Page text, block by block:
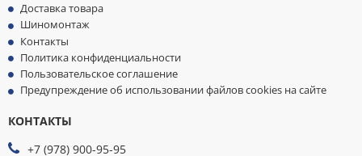
Доставка товара
Шиномонтаж
Контакты
Политика конфиденциальности
Пользовательское соглашение
Предупреждение об использовании файлов cookies на сайте
КОНТАКТЫ
+7 (978) 900-95-95